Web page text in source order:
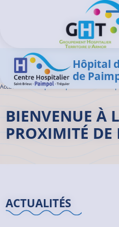
Hôpital
de
Accueil GHT>Hôpital de proximité de
BIENVENUE À
PROXIMITÉ
ACTUALITÉS
Panneau de gestion des cookies